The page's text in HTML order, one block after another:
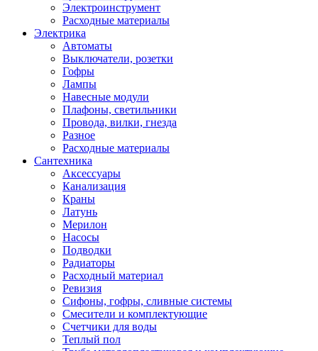
Электроинструмент
Расходные материалы
Электрика
Автоматы
Выключатели, розетки
Гофры
Лампы
Навесные модули
Плафоны, светильники
Провода, вилки, гнезда
Разное
Расходные материалы
Сантехника
Аксессуары
Канализация
Краны
Латунь
Мерилон
Насосы
Подводки
Радиаторы
Расходный материал
Ревизия
Сифоны, гофры, сливные системы
Смесители и комплектующие
Счетчики для воды
Теплый пол